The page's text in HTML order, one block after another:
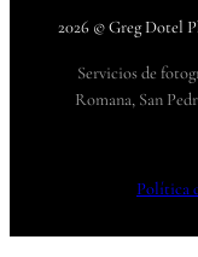
2026 © Greg Dotel
Servicios de
Romana, San
Política